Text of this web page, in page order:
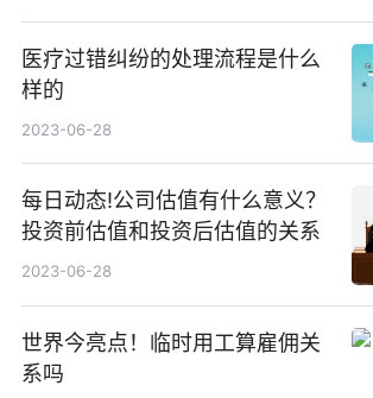
医疗过错纠纷的处理流程是什么
样的
2023-06-28
每日动态!公司估值有什么意义？
投资前估值和投资后估值的关系
2023-06-28
世界今亮点！临时用工算雇佣关
系吗